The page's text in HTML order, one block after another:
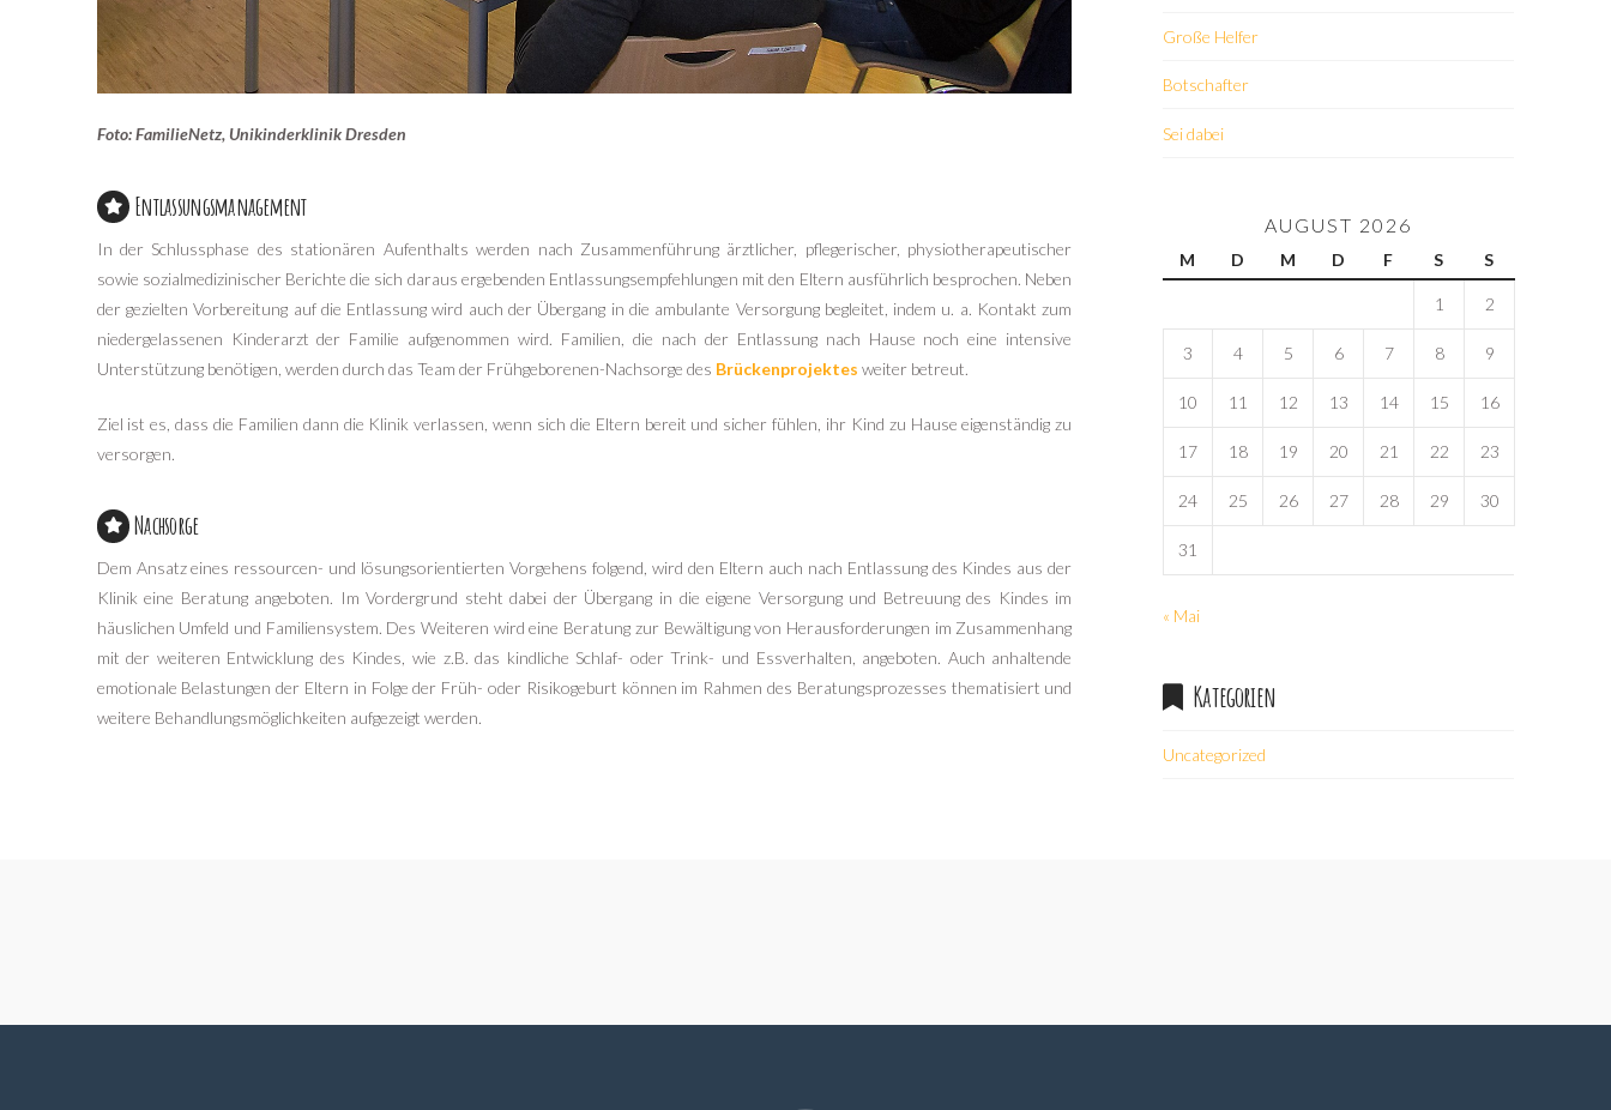
Foto: FamilieNetz, Unikinderklinik Dresden
Entlassungsmanagement
In der Schlussphase des stationären Aufenthalts werden nach Zusammenführung ärztlicher, pflegerischer, physiotherapeutischer
sowie sozialmedizinischer Berichte die sich daraus ergebenden Entlassungsempfehlungen mit den Eltern ausführlich besprochen. Neben
der gezielten Vorbereitung auf die Entlassung wird auch der Übergang in die ambulante Versorgung begleitet, indem u. a. Kontakt zum
niedergelassenen Kinderarzt der Familie aufgenommen wird. Familien, die nach der Entlassung nach Hause noch eine intensive
Unterstützung benötigen, werden durch das Team der Frühgeborenen-Nachsorge des Brückenprojektes weiter betreut.
Ziel ist es, dass die Familien dann die Klinik verlassen, wenn sich die Eltern bereit und sicher fühlen, ihr Kind zu Hause eigenständig zu
versorgen.
Nachsorge
Dem Ansatz eines ressourcen- und lösungsorientierten Vorgehens folgend, wird den Eltern auch nach Entlassung des Kindes aus der
Klinik eine Beratung angeboten. Im Vordergrund steht dabei der Übergang in die eigene Versorgung und Betreuung des Kindes im
häuslichen Umfeld und Familiensystem. Des Weiteren wird eine Beratung zur Bewältigung von Herausforderungen im Zusammenhang
mit der weiteren Entwicklung des Kindes, wie z.B. das kindliche Schlaf- oder Trink- und Essverhalten, angeboten. Auch anhaltende
emotionale Belastungen der Eltern in Folge der Früh- oder Risikogeburt können im Rahmen des Beratungsprozesses thematisiert und
weitere Behandlungsmöglichkeiten aufgezeigt werden.
Große Helfer
Botschafter
Sei dabei
AUGUST 2026
M D M D F S S
1 2
3 4 5 6 7 8 9
10 11 12 13 14 15 16
17 18 19 20 21 22 23
24 25 26 27 28 29 30
31
« Mai
Kategorien
Uncategorized